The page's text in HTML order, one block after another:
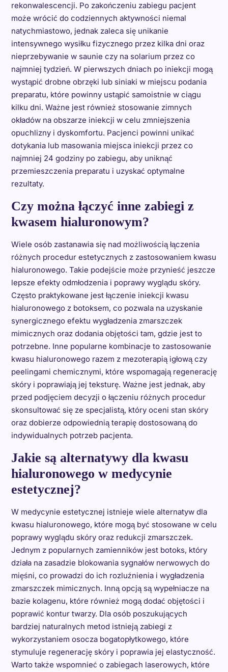
rekonwalescencji. Po zakończeniu zabiegu pacjent
może wrócić do codziennych aktywności niemal
natychmiastowo, jednak zaleca się unikanie
intensywnego wysiłku fizycznego przez kilka dni oraz
nieprzebywanie w saunie czy na solarium przez co
najmniej tydzień. W pierwszych dniach po iniekcji mogą
wystąpić drobne obrzęki lub siniaki w miejscu podania
preparatu, które powinny ustąpić samoistnie w ciągu
kilku dni. Ważne jest również stosowanie zimnych
okładów na obszarze iniekcji w celu zmniejszenia
opuchlizny i dyskomfortu. Pacjenci powinni unikać
dotykania lub masowania miejsca iniekcji przez co
najmniej 24 godziny po zabiegu, aby uniknąć
przemieszczenia preparatu i uzyskać optymalne
rezultaty.
Czy można łączyć inne zabiegi z
kwasem hialuronowym?
Wiele osób zastanawia się nad możliwością łączenia
różnych procedur estetycznych z zastosowaniem kwasu
hialuronowego. Takie podejście może przynieść jeszcze
lepsze efekty odmłodzenia i poprawy wyglądu skóry.
Często praktykowane jest łączenie iniekcji kwasu
hialuronowego z botoksem, co pozwala na uzyskanie
synergicznego efektu wygładzenia zmarszczek
mimicznych oraz dodania objętości tam, gdzie jest to
potrzebne. Inne popularne kombinacje to zastosowanie
kwasu hialuronowego razem z mezoterapią igłową czy
peelingami chemicznymi, które wspomagają regenerację
skóry i poprawiają jej teksturę. Ważne jest jednak, aby
przed podjęciem decyzji o łączeniu różnych procedur
skonsultować się ze specjalistą, który oceni stan skóry
oraz dobierze odpowiednią terapię dostosowaną do
indywidualnych potrzeb pacjenta.
Jakie są alternatywy dla kwasu
hialuronowego w medycynie
estetycznej?
W medycynie estetycznej istnieje wiele alternatyw dla
kwasu hialuronowego, które mogą być stosowane w celu
poprawy wyglądu skóry oraz redukcji zmarszczek.
Jednym z popularnych zamienników jest botoks, który
działa na zasadzie blokowania sygnałów nerwowych do
mięśni, co prowadzi do ich rozluźnienia i wygładzenia
zmarszczek mimicznych. Inną opcją są wypełniacze na
bazie kolagenu, które również mogą dodać objętości i
poprawić kontur twarzy. Dla osób poszukujących
bardziej naturalnych metod istnieją zabiegi z
wykorzystaniem osocza bogatopłytkowego, które
stymuluje regenerację skóry i poprawia jej elastyczność.
Warto także wspomnieć o zabiegach laserowych, które